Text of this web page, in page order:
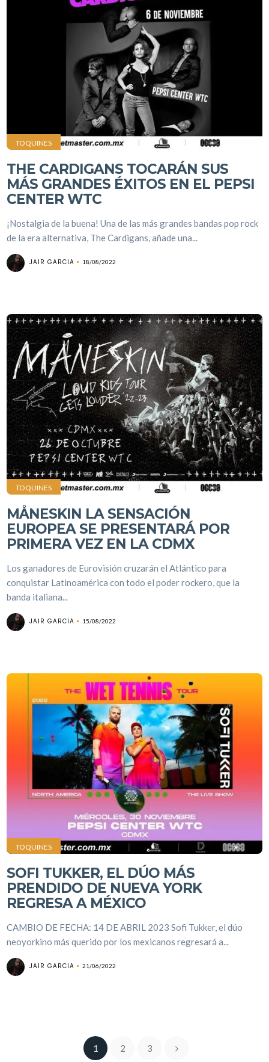
TOQUINES
THE CARDIGANS TOCARÁN SUS
MÁS GRANDES ÉXITOS EN EL PEPSI
CENTER WTC
¡Nostalgia de la buena! Una de las más grandes bandas pop rock
de la era alternativa, The Cardigans, añade una...
JAIR GARCIA 18/08/2022
TOQUINES
MÅNESKIN LA SENSACIÓN
EUROPEA SE PRESENTARÁ POR
PRIMERA VEZ EN LA CDMX
Los ganadores de Eurovisión cruzarán el Atlántico para
conquistar Latinoamérica con todo el poder rockero, que la
banda italiana...
JAIR GARCIA 15/08/2022
TOQUINES
SOFI TUKKER, EL DÚO MÁS
PRENDIDO DE NUEVA YORK
REGRESA A MÉXICO
CAMBIO DE FECHA: 14 DE ABRIL 2023 Sofi Tukker, el dúo
neoyorkino más querido por los mexicanos regresará a...
JAIR GARCIA 21/06/2022
1 2 3